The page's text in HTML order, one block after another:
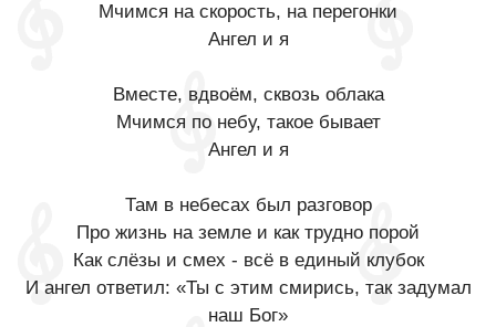
Мчимся на скорость, на перегонки
Ангел и я
Вместе, вдвоём, сквозь облака
Мчимся по небу, такое бывает
Ангел и я
Там в небесах был разговор
Про жизнь на земле и как трудно порой
Как слёзы и смех - всё в единый клубок
И ангел ответил: «Ты с этим смирись, так задумал
наш Бог»